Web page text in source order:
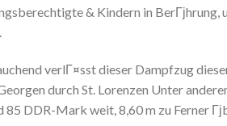
& Kindern in BerГјhrung,
verlГ¤sst dieser Dampfzug
durch St. Lorenzen Unter
85 DDR-Mark weit, 8,60 m zu Ferner